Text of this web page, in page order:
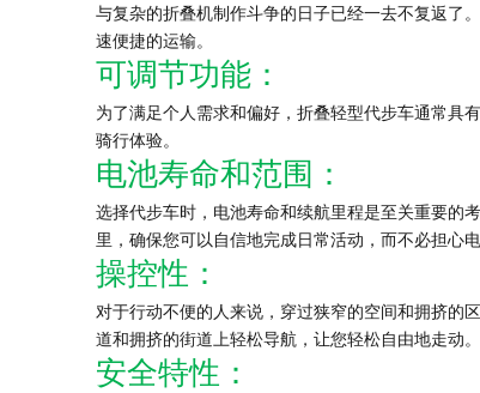
与复杂的折叠机制作斗争的日子已经一去不复返了
速便捷的运输。
可调节功能：
为了满足个人需求和偏好，折叠轻型代步车通常具
骑行体验。
电池寿命和范围：
选择代步车时，电池寿命和续航里程是至关重要的
里，确保您可以自信地完成日常活动，而不必担心电
操控性：
对于行动不便的人来说，穿过狭窄的空间和拥挤的
道和拥挤的街道上轻松导航，让您轻松自由地走动。
安全特性：